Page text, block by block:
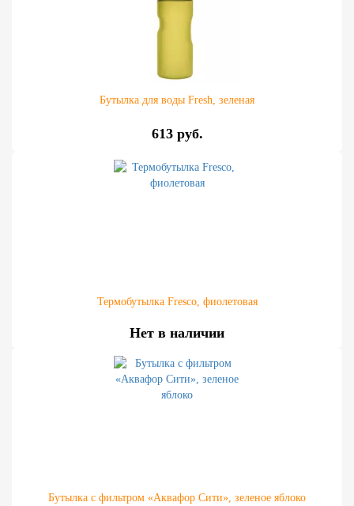
Бутылка для воды Fresh, зеленая
613 руб.
Термобутылка Fresco, фиолетовая
Нет в наличии
Бутылка с фильтром «Аквафор Сити», зеленое яблоко